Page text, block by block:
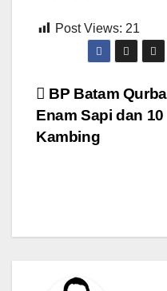
Post Views: 21
Navigasi
pos
BP Batam
Enam Sapi dan 10
Kambing